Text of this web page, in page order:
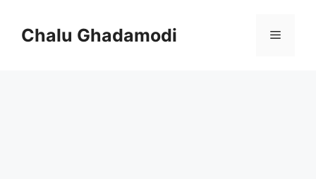
contentChalu Ghadamodi Menu